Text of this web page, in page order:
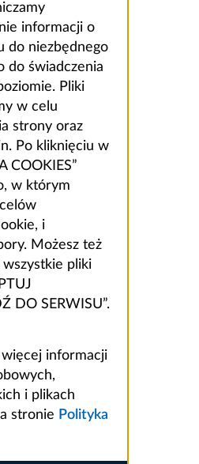
informacji o
do niezbędnego
do świadczenia
Pliki
w celu
strony oraz
Po kliknięciu w
COOKIES”
w którym
i
Możesz też
pliki
DO SERWISU”.
informacji
i plikach
stronie Polityka